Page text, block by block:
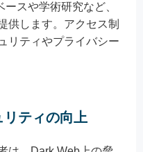
スや学術研究など、
供します。アクセス制
リティやプライバシー
ティの向上